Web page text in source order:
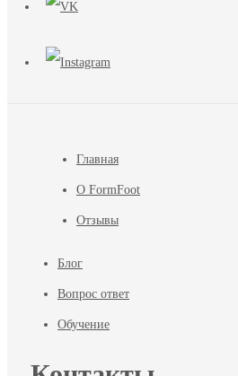
Главная
О FormFoot
Отзывы
Блог
Вопрос ответ
Обучение